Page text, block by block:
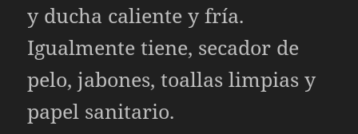
y ducha caliente y fría.
Igualmente tiene, secador de
pelo, jabones, toallas limpias y
papel sanitario.